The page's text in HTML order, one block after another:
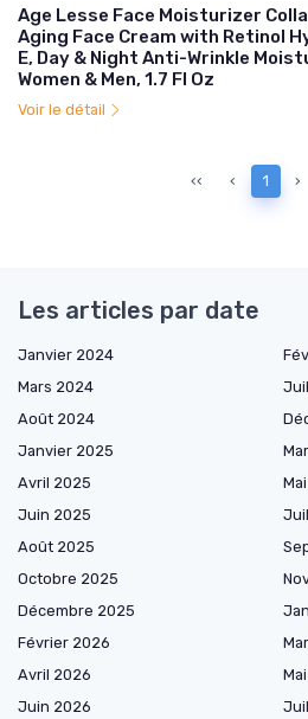
Age Lesse Face Moisturizer
Aging Face Cream with Retinol
E, Day & Night Anti-Wrinkle
Women & Men, 1.7 Fl Oz
Voir le détail
‹‹ ‹ 1 ›
Les articles par date
Janvier 2024
Mars 2024
Août 2024
Janvier 2025
Avril 2025
Juin 2025
Août 2025
Octobre 2025
Décembre 2025
Février 2026
Avril 2026
Juin 2026